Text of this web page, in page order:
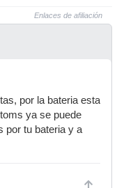
Enlaces de afiliación
por la bateria esta
ya se puede
por tu bateria y a